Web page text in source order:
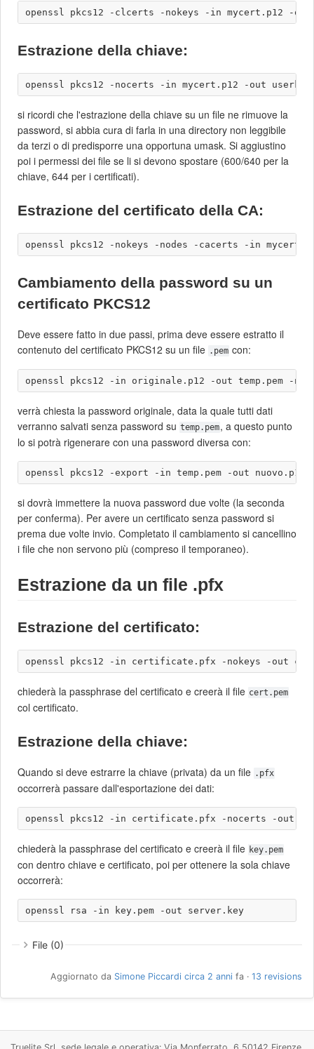
Estrazione della chiave:
si ricordi che l'estrazione della chiave su un file ne rimuove la
password, si abbia cura di farla in una directory non leggibile
da terzi o di predisporre una opportuna umask. Si aggiustino
poi i permessi dei file se li si devono spostare (600/640 per la
chiave, 644 per i certificati).
Estrazione del certificato della CA:
Cambiamento della password su un
certificato PKCS12
Deve essere fatto in due passi, prima deve essere estratto il
contenuto del certificato PKCS12 su un file .pem con:
verrà chiesta la password originale, data la quale tutti dati
verranno salvati senza password su temp.pem, a questo punto
lo si potrà rigenerare con una password diversa con:
si dovrà immettere la nuova password due volte (la seconda
per conferma). Per avere un certificato senza password si
prema due volte invio. Completato il cambiamento si cancellino
i file che non servono più (compreso il temporaneo).
Estrazione da un file .pfx
Estrazione del certificato:
chiederà la passphrase del certificato e creerà il file cert.pem
col certificato.
Estrazione della chiave:
Quando si deve estrarre la chiave (privata) da un file .pfx
occorrerà passare dall'esportazione dei dati:
chiederà la passphrase del certificato e creerà il file key.pem
con dentro chiave e certificato, poi per ottenere la sola chiave
occorrerà:
File (0)
Aggiornato da Simone Piccardi circa 2 anni fa · 13 revisions